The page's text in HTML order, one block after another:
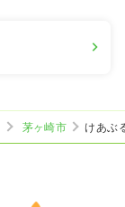
茅ヶ崎市
けあぶ